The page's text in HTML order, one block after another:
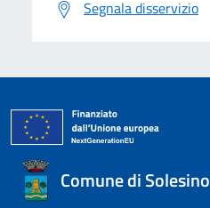
Segnala disservizio
Comune di Solesino